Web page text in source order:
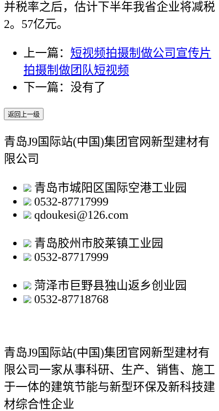
并税率之后，估计下半年我省企业将减税
2。57亿元。
上一篇： 短视频拍摄制做公司宣传片
拍摄制做团队短视频
下一篇：没有了
返回上一级
青岛J9国际站(中国)集团官网新型建材有
限公司
青岛市城阳区国际空港工业园
0532-87717999
qdoukesi@126.com
青岛胶州市胶莱镇工业园
0532-87717999
菏泽市巨野县独山返乡创业园
0532-87718768
青岛J9国际站(中国)集团官网新型建材有
限公司一家从事科研、生产、销售、施工
于一体的建筑节能与新型环保及新科技建
材综合性企业